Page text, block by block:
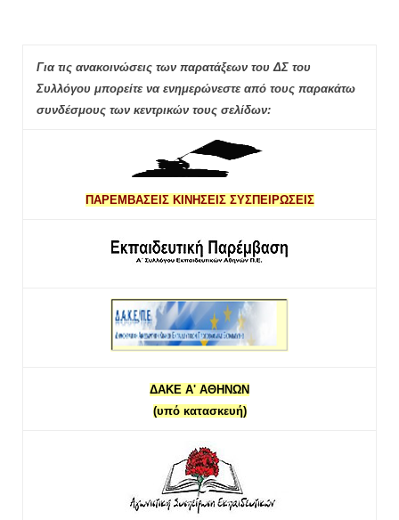
Για τις ανακοινώσεις των παρατάξεων του ΔΣ του
Συλλόγου μπορείτε να ενημερώνεστε από τους παρακάτω
συνδέσμους των κεντρικών τους σελίδων:
ΠΑΡΕΜΒΑΣΕΙΣ ΚΙΝΗΣΕΙΣ ΣΥΣΠΕΙΡΩΣΕΙΣ
ΔΑΚΕ Α' ΑΘΗΝΩΝ
(υπό κατασκευή)